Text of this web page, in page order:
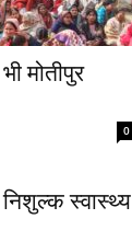
मोतीपुर
0
स्वास्थ्य